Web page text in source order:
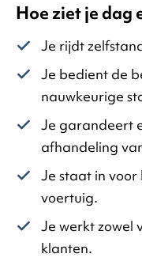
Hoe ziet je dag
Je rijdt
Je bedient de
nauwkeurige
Je garandeert
afhandeling
Je staat in
voertuig.
Je werkt zowel
klanten.